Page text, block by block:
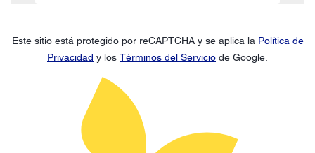
Este sitio está protegido por reCAPTCHA y se aplica la Política de
Privacidad y los Términos del Servicio de Google.